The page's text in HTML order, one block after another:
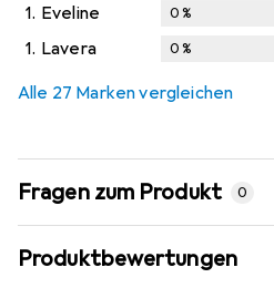
1. Eveline 0%
1. Lavera 0%
Alle 27 Marken vergleichen
Fragen zum Produkt 0
Produktbewertungen